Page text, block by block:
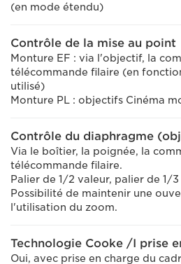
(en mode étendu)
Contrôle de la mise au point
Monture EF : via l'objectif, la
télécommande filaire (en
utilisé)
Monture PL : objectifs Cinéma
Contrôle du diaphragme
Via le boîtier, la poignée, la
télécommande filaire.
Palier de 1/2 valeur, palier de 1/
Possibilité de maintenir une
l'utilisation du zoom.
Technologie Cooke /I prise
Oui, avec prise en charge du